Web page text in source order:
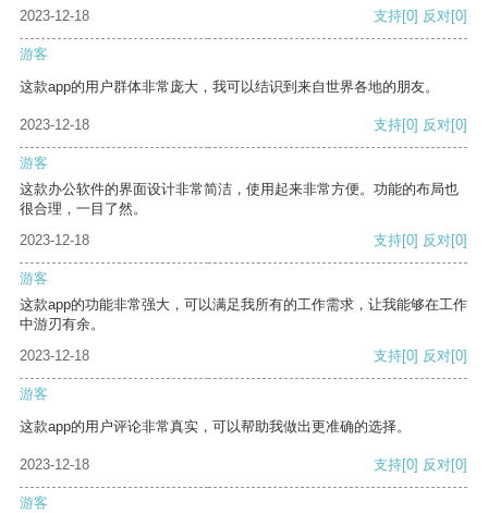
2023-12-18 支持[0] 反对[0]
游客
这款app的用户群体非常庞大，我可以结识到来自世界各地的朋友。
2023-12-18 支持[0] 反对[0]
游客
这款办公软件的界面设计非常简洁，使用起来非常方便。功能的布局也
很合理，一目了然。
2023-12-18
支持[0] 反对[0]
游客
这款app的功能非常强大，可以满足我所有的工作需求，让我能够在工作
中游刃有余。
2023-12-18
支持[0] 反对[0]
游客
这款app的用户评论非常真实，可以帮助我做出更准确的选择。
2023-12-18 支持[0] 反对[0]
游客